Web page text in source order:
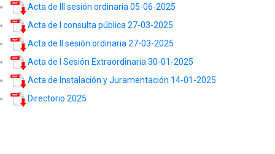
Acta de III sesión ordinaria 05-06-2025
Acta de I consulta pública 27-03-2025
Acta de II sesión ordinaria 27-03-2025
Acta de I Sesión Extraordinaria 30-01-2025
Acta de Instalación y Juramentación 14-01-2025
Directorio 2025